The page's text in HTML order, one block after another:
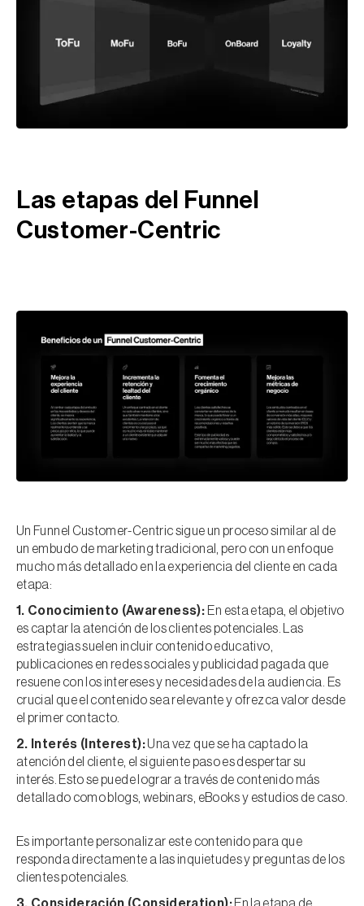
Las etapas del Funnel
Customer-Centric
Un Funnel Customer-Centric sigue un proceso similar al de
un embudo de marketing tradicional, pero con un enfoque
mucho más detallado en la experiencia del cliente en cada
etapa:
1. Conocimiento (Awareness): En esta etapa, el objetivo
es captar la atención de los clientes potenciales. Las
estrategias suelen incluir contenido educativo,
publicaciones en redes sociales y publicidad pagada que
resuene con los intereses y necesidades de la audiencia. Es
crucial que el contenido sea relevante y ofrezca valor desde
el primer contacto.
2. Interés (Interest):Una vez que se ha captado la
atención del cliente, el siguiente paso es despertar su
interés. Esto se puede lograr a través de contenido más
detallado como blogs, webinars, eBooks y estudios de caso.
Es importante personalizar este contenido para que
responda directamente a las inquietudes y preguntas de los
clientes potenciales.